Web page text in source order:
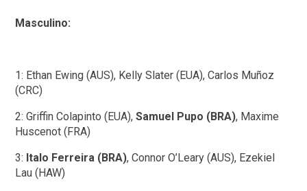
Masculino:
1: Ethan Ewing (AUS), Kelly Slater (EUA), Carlos Muñoz
(CRC)
2: Griffin Colapinto (EUA),Samuel Pupo (BRA), Maxime
Huscenot (FRA)
3: Italo Ferreira (BRA), Connor O’Leary (AUS), Ezekiel
Lau (HAW)